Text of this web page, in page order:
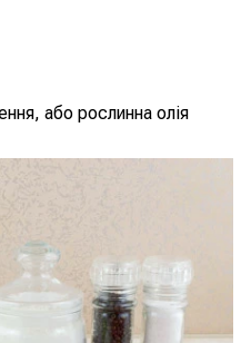
або рослинна олія